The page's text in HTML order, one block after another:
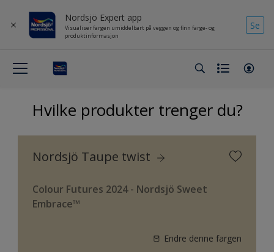
Nordsjö Expert app
Visualiser fargen umiddelbart på veggen og finn farge- og
produktinformasjon
Se
Hvilke produkter trenger du?
Nordsjö Taupe twist
Colour Futures 2024 - Nordsjö Sweet
Embrace™
Endre denne fargen